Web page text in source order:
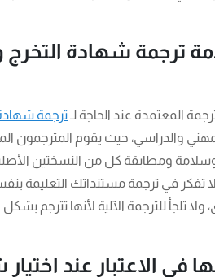
ترجمة شهادة
المعتمدة عند الحاجة لـ ترجمة
والدراسي، حيث يقوم المترجمون
ومطابقة كل من النسختين
تفكر في ترجمة مستنداتك التعليمة
تلجأ للترجمة الآلية لأنها تترجم بشكل
في الاعتبار عند